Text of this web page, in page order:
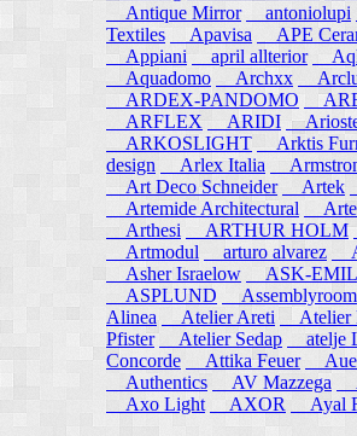
Antique Mirror
antoniolupi
Textiles
Apavisa APE
Appiani
april allterior
Aquadomo
Archxx
ARDEX-PANDOMO
ARFLEX
ARIDI
ARKOSLIGHT
Arktis
design
Arlex Italia
Art Deco Schneider
Artek
Artemide Architectural
Arthesi
ARTHUR HOLM
Artmodul
arturo alvarez
Asher Israelow
ASK-EMIL
ASPLUND
Assemblyroom
Alinea
Atelier Areti Atelier
Pfister
Atelier Sedap atelje
Concorde
Attika Feuer
Authentics
AV Mazzega
Axo Light
AXOR Ayal